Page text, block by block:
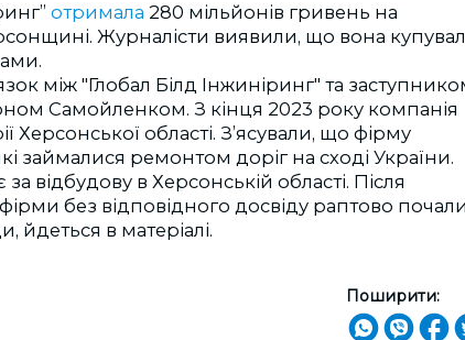
отримала 280 мільйонів гривень на
Журналісти виявили, що вона
між "Глобал Білд Інжиніринг" та
Самойленком. З кінця 2023 року компанія
Херсонської області. З’ясували, що фірму
займалися ремонтом доріг на сході України.
відбудову в Херсонській області. Після
без відповідного досвіду раптово почали
йдеться в матеріалі.
Поширити: